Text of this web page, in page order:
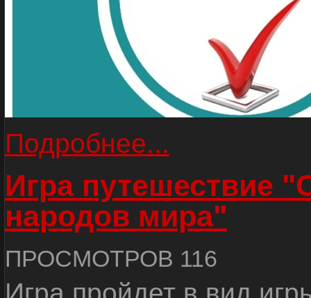
Подробнее...
Игра путешествие
народов мира"
ПРОСМОТРОВ 116